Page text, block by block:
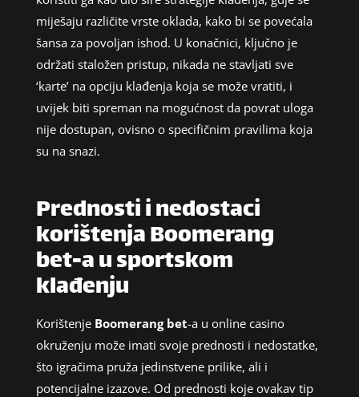
miješaju različite vrste oklada, kako bi se povećala
šansa za povoljan ishod. U konačnici, ključno je
održati staložen pristup, nikada ne stavljati sve
‘karte’ na opciju klađenja koja se može vratiti, i
uvijek biti spreman na mogućnost da povrat uloga
nije dostupan, ovisno o specifičnim pravilima koja
su na snazi.
Prednosti i nedostaci
korištenja Boomerang
bet-a u sportskom
klađenju
Korištenje Boomerang bet-a u online casino
okruženju može imati svoje prednosti i nedostatke,
što igračima pruža jedinstvene prilike, ali i
potencijalne izazove. Od prednosti koje ovakav tip